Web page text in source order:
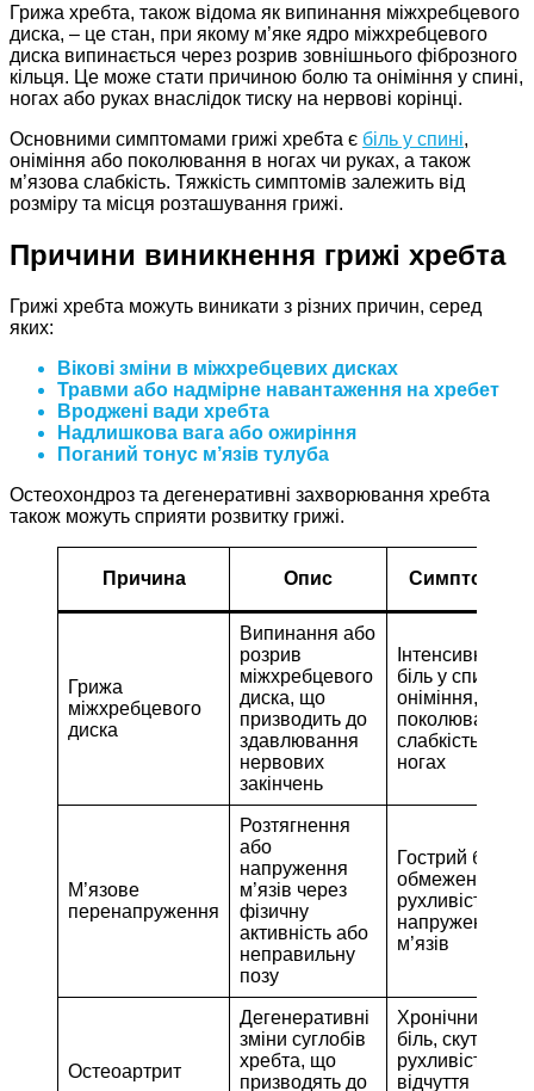
Грижа хребта, також відома як випинання міжхребцевого
диска, – це стан, при якому м’яке ядро міжхребцевого
диска випинається через розрив зовнішнього фіброзного
кільця. Це може стати причиною болю та оніміння у спині,
ногах або руках внаслідок тиску на нервові корінці.
Основними симптомами грижі хребта є біль у спині,
оніміння або поколювання в ногах чи руках, а також
м’язова слабкість. Тяжкість симптомів залежить від
розміру та місця розташування грижі.
Причини виникнення грижі хребта
Грижі хребта можуть виникати з різних причин, серед
яких:
Вікові зміни в міжхребцевих дисках
Травми або надмірне навантаження на хребет
Вроджені вади хребта
Надлишкова вага або ожиріння
Поганий тонус м’язів тулуба
Остеохондроз та дегенеративні захворювання хребта
також можуть сприяти розвитку грижі.
Причина Опис Симптоми
Грижа
міжхребцевого
диска
Випинання або
розрив
міжхребцевого
диска, що
призводить до
здавлювання
нервових
закінчень
Інтенсивний
біль у спині,
оніміння,
поколювання,
слабкість у
ногах
М’язове
перенапруження
Розтягнення
або
напруження
м’язів через
фізичну
активність або
неправильну
позу
Гострий біль,
обмежена
рухливість,
напруження
м’язів
Остеоартрит
Дегенеративні
зміни суглобів
хребта, що
призводять до
Хронічний
біль, скута
рухливість,
відчуття